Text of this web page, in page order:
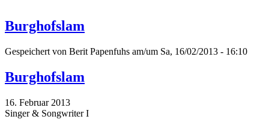
Burghofslam
Gespeichert von Berit Papenfuhs am/um Sa, 16/02/2013 - 16:10
Burghofslam
16. Februar 2013
Singer & Songwriter I